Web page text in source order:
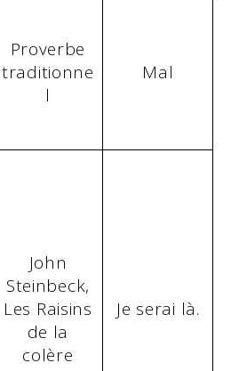
Proverbe
traditionne
l
Mal
John
Steinbeck,
Les Raisins
de la
colère
Je serai là.